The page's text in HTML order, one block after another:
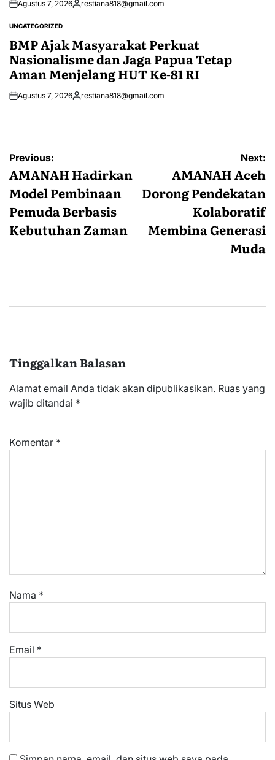
Agustus 7, 2026Posted
restiana818@gmail.com
POSTED
UNCATEGORIZED
BMP Ajak Masyarakat Perkuat
Nasionalisme dan Jaga Papua Tetap
Aman Menjelang HUT Ke-81 RI
Agustus 7, 2026Posted
restiana818@gmail.com
Navigasi
pos
Previous:
AMANAH Hadirkan
Model Pembinaan
Pemuda Berbasis
Kebutuhan Zaman
Next:
AMANAH Aceh
Dorong Pendekatan
Kolaboratif
Membina Generasi
Muda
Tinggalkan Balasan
Alamat email Anda tidak akan dipublikasikan. Ruas yang
wajib ditandai *
Komentar *
Nama *
Email *
Situs Web